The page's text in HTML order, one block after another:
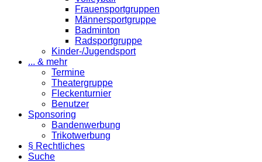
Frauensportgruppen
Männersportgruppe
Badminton
Radsportgruppe
Kinder-/Jugendsport
... & mehr
Termine
Theatergruppe
Fleckenturnier
Benutzer
Sponsoring
Bandenwerbung
Trikotwerbung
§ Rechtliches
Suche